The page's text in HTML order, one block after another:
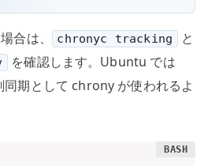
合は、 chronyc tracking と
を確認します。Ubuntu では
期として chrony が使われるよ